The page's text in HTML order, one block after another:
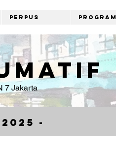
Perpus Program
7 Jakarta
-